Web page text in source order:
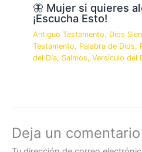
🦋 Mujer si quieres
¡Escucha Esto!
Antiguo Testamento, Dios
Testamento, Palabra de Dios,
del Día, Salmos,Versículo del
Deja un comentario